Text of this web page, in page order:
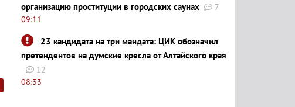
организацию проституции в городских саунах
7
09:11
23 кандидата на три мандата: ЦИК обозначил
претендентов на думские кресла от Алтайского края
12
08:33